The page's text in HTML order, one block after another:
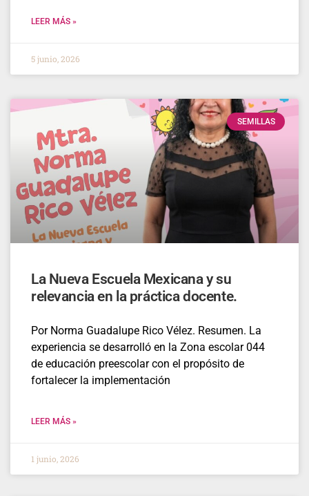
LEER MÁS »
5 junio, 2026
SEMILLAS
La Nueva Escuela Mexicana y su
relevancia en la práctica docente.
Por Norma Guadalupe Rico Vélez. Resumen. La
experiencia se desarrolló en la Zona escolar 044
de educación preescolar con el propósito de
fortalecer la implementación
LEER MÁS »
1 junio, 2026